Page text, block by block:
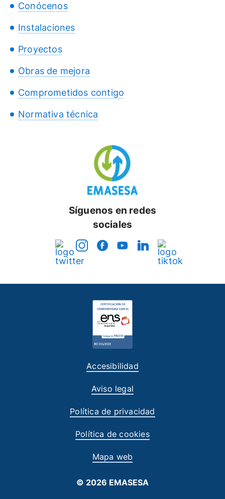
Conócenos
Instalaciones
Proyectos
Obras de mejora
Comprometidos contigo
Normativa técnica
Síguenos en redes
sociales
Accesibilidad
Aviso legal
Política de privacidad
Política de cookies
Mapa web
© 2026 EMASESA